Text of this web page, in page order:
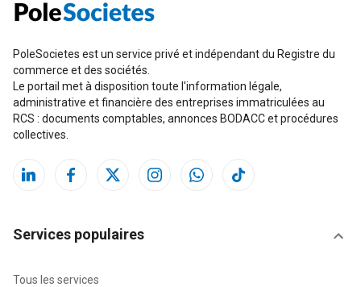
PoleSocietes est un service privé et indépendant du Registre du
commerce et des sociétés.
Le portail met à disposition toute l'information légale,
administrative et financière des entreprises immatriculées au
RCS : documents comptables, annonces BODACC et procédures
collectives.
Services populaires
Tous les services